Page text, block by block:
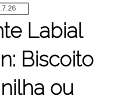
Labial
Biscoito
ou